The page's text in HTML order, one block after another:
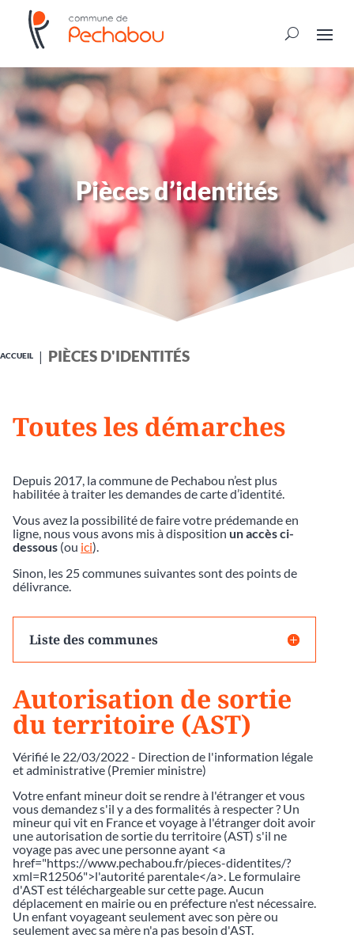
Pièces d’identités
ACCUEIL PIÈCES D'IDENTITÉS
Toutes les démarches
Depuis 2017, la commune de Pechabou n’est plus
habilitée à traiter les demandes de carte d’identité.
Vous avez la possibilité de faire votre prédemande en
ligne, nous vous avons mis à disposition un accès ci-
dessous (ou ici).
Sinon, les 25 communes suivantes sont des points de
délivrance.
Liste des communes
Autorisation de sortie
du territoire (AST)
Vérifié le 22/03/2022 - Direction de l'information légale
et administrative (Premier ministre)
Votre enfant mineur doit se rendre à l'étranger et vous
vous demandez s'il y a des formalités à respecter ? Un
mineur qui vit en France et voyage à l'étranger doit avoir
une autorisation de sortie du territoire (AST) s'il ne
voyage pas avec une personne ayant <a
href="https://www.pechabou.fr/pieces-didentites/?
xml=R12506">l'autorité parentale</a>. Le formulaire
d'AST est téléchargeable sur cette page. Aucun
déplacement en mairie ou en préfecture n'est nécessaire.
Un enfant voyageant seulement avec son père ou
seulement avec sa mère n'a pas besoin d'AST.